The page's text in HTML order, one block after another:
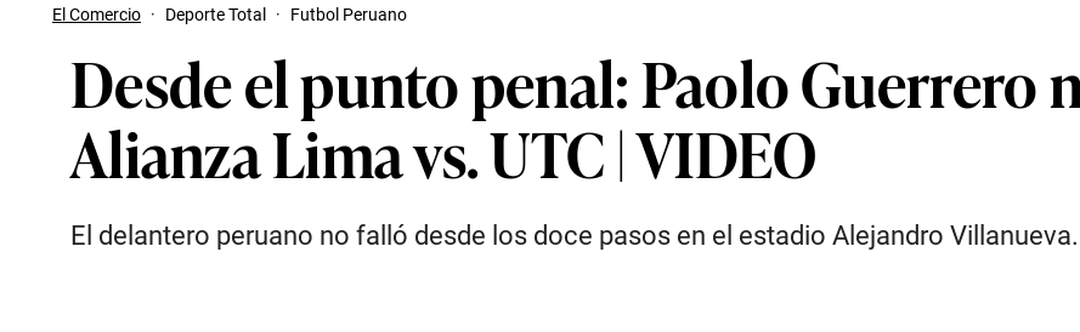
El Comercio · Deporte Total · Futbol Peruano
Desde el punto penal: Paolo Guerrero
Alianza Lima vs. UTC | VIDEO
El delantero peruano no falló desde los doce pasos en el estadio Alejandro Villanueva.